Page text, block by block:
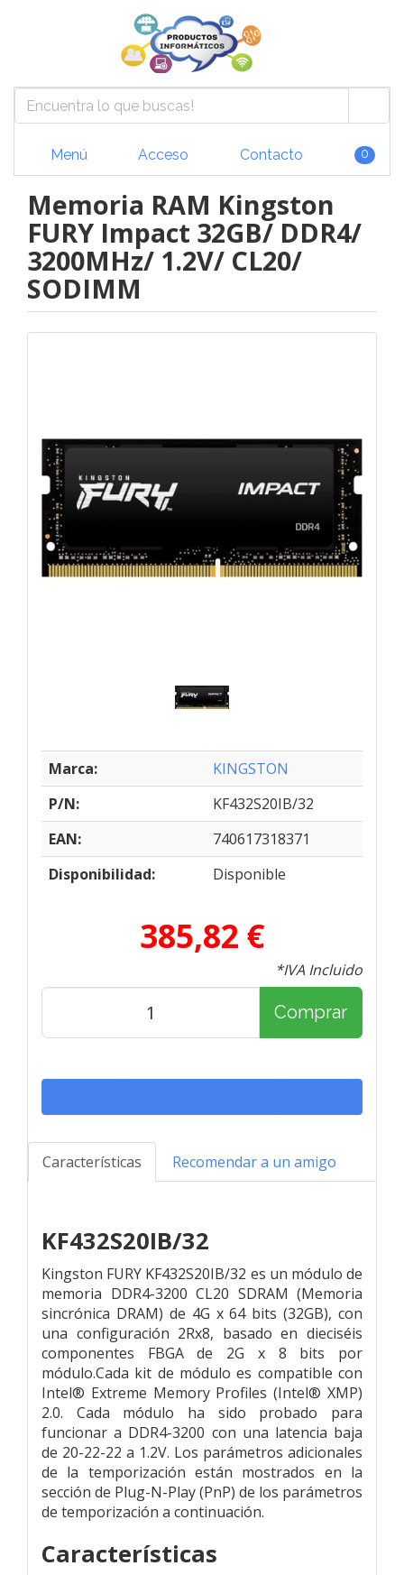
Menú Acceso Contacto 0
Memoria RAM Kingston
FURY Impact 32GB/ DDR4/
3200MHz/ 1.2V/ CL20/
SODIMM
Marca:
KINGSTON
P/N:
KF432S20IB/32
EAN:
740617318371
Disponibilidad:
Disponible
385,82 €
*IVA Incluido
Comprar
Características Recomendar a un amigo
KF432S20IB/32
Kingston FURY KF432S20IB/32 es un módulo de
memoria DDR4-3200 CL20 SDRAM (Memoria
sincrónica DRAM) de 4G x 64 bits (32GB), con
una configuración 2Rx8, basado en dieciséis
componentes FBGA de 2G x 8 bits por
módulo.Cada kit de módulo es compatible con
Intel® Extreme Memory Profiles (Intel® XMP)
2.0. Cada módulo ha sido probado para
funcionar a DDR4-3200 con una latencia baja
de 20-22-22 a 1.2V. Los parámetros adicionales
de la temporización están mostrados en la
sección de Plug-N-Play (PnP) de los parámetros
de temporización a continuación.
Características